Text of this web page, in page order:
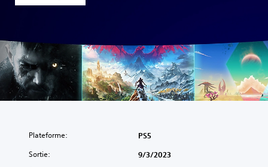
Plateforme: PS5
Sortie: 9/3/2023